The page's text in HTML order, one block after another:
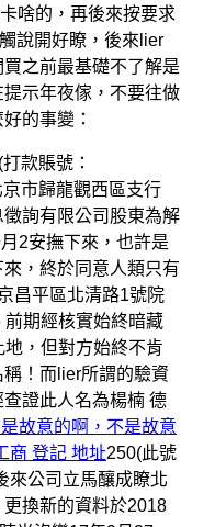
啥的，再後來按要求
說開好瞭，後來lier
之前最基礎不了解是
示年夜傢，不要往做
的事變：
款賬號：
市歸龍觀西區支行
詢有限公司股東為解
2安撫下來，也許是
，終於同意人類只有
昌平區北清路1號院
期經核實始終暗藏
，但對方始終不肯
！而lier所謂的驗資
證此人名為楊楠 德
故意的啊，不是故意
商 登記 地址250(此號
來公司立馬釀成瞭北
換新的資料於2018